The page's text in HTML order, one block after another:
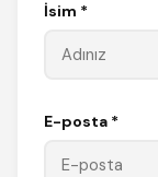
İsim *
E-posta *